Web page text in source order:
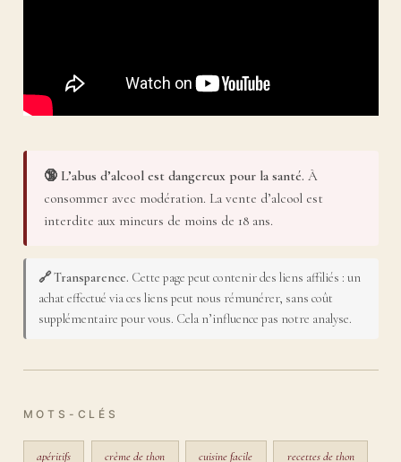
🔞 L’abus d’alcool est dangereux pour la santé. À
consommer avec modération. La vente d’alcool est
interdite aux mineurs de moins de 18 ans.
🔗 Transparence. Cette page peut contenir des liens affiliés : un
achat effectué via ces liens peut nous rémunérer, sans coût
supplémentaire pour vous. Cela n’influence pas notre analyse.
MOTS-CLÉS
apéritifs crème de thon cuisine facile recettes de thon